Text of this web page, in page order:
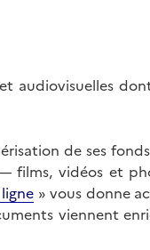
audiovisuelles
de ses
films, vidéos et
» vous donne
viennent